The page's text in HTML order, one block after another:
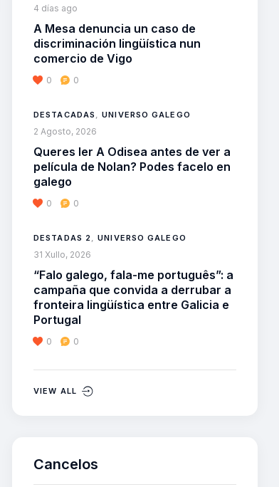
4 días ago
A Mesa denuncia un caso de
discriminación lingüística nun
comercio de Vigo
0 0
DESTACADAS ,UNIVERSO GALEGO
2 Agosto, 2026
Queres ler A Odisea antes de ver a
película de Nolan? Podes facelo en
galego
0 0
DESTADAS 2 ,UNIVERSO GALEGO
31 Xullo, 2026
“Falo galego, fala-me português”: a
campaña que convida a derrubar a
fronteira lingüística entre Galicia e
Portugal
0 0
VIEW ALL
Cancelos